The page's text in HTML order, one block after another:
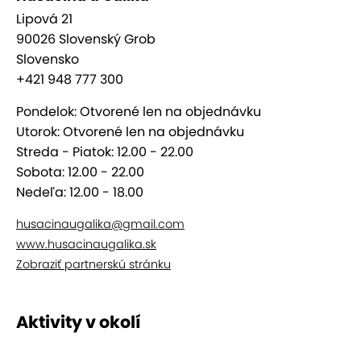
počet osôb a vybrané menu
8. V termíne rezervácie už len prídete a vychutnáte
si nezabudnuteľnú grobskú gurmánsku lahôdku
Vychýrená husacina
U Galika v Slovenskom Grobe ponúkajú vychýrenú
husacinu a ďalšie typicky grobské jedlá. Prajeme
vám prežiť pocit úžasného gurmánskeho zážitku
grobskej kuchyne, ktorá je husacinou preslávená.
Storočná tradícia
Všetky cesty vedú do Ríma, ale Grobania vedia, že
tie husie vedú do Slovenského Grobu, ktorý je
Lipová 21
90026 Slovenský Grob
Slovensko
+421 948 777 300
Pondelok: Otvorené len na objednávku
Utorok: Otvorené len na objednávku
Streda - Piatok: 12.00 - 22.00
Sobota: 12.00 - 22.00
Nedeľa: 12.00 - 18.00
husacinaugalika@gmail.com
www.husacinaugalika.sk
Zobraziť partnerskú stránku
Aktivity v okolí